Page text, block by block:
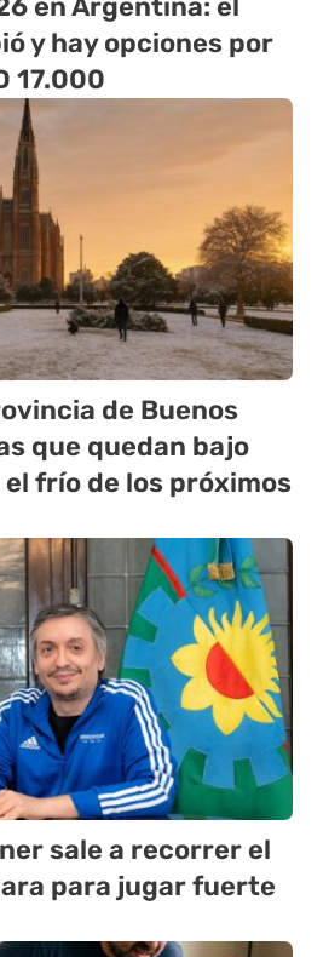
en Argentina: el
y hay opciones por
17.000
de Buenos
que quedan bajo
frío de los próximos
sale a recorrer el
para jugar fuerte